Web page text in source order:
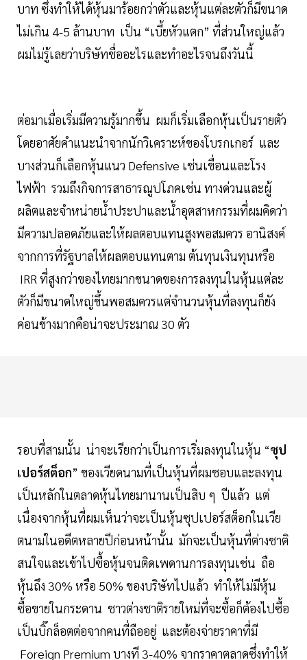
บาท ซึ่งทำให้ได้หุ้นมาร้อยกว่าตัวและหุ้นแต่ละตัวก็มีขนาด
ไม่เกิน 4-5 ล้านบาท เป็น “เบี้ยหัวแตก” ที่ส่วนใหญ่แล้ว
ผมไม่รู้เลยว่าบริษัทชื่ออะไรและทำอะไรจนถึงวันนี้
ต่อมาเมื่อเริ่มมีความรู้มากขึ้น ผมก็เริ่มเลือกหุ้นเป็นรายตัว
โดยอาศัยคำแนะนำจากนักวิเคราะห์ของโบรกเกอร์ และ
บางส่วนก็เลือกหุ้นแนว Defensive เช่นเขื่อนและโรง
ไฟฟ้า รวมถึงกิจการสาธารณูปโภคเช่น ทางด่วนและผู้
ผลิตและจำหน่ายน้ำประปาและน้ำอุตสาหกรรมที่ผมคิดว่า
มีความปลอดภัยและให้ผลตอบแทนสูงพอสมควร อานิสงค์
จากการที่รัฐบาลให้ผลตอบแทนตาม ต้นทุนเงินทุนหรือ
IRR ที่สูงกว่าของไทยมากขนาดของการลงทุนในหุ้นแต่ละ
ตัวก็มีขนาดใหญ่ขึ้นพอสมควรแต่จำนวนหุ้นที่ลงทุนก็ยัง
ค่อนข้างมากคือน่าจะประมาณ 30 ตัว
รอบที่สามนั้น น่าจะเรียกว่าเป็นการเริ่มลงทุนในหุ้น “ซุป
เปอร์สต็อก” ของเวียดนามที่เป็นหุ้นที่ผมชอบและลงทุน
เป็นหลักในตลาดหุ้นไทยมานานเป็นสิบ ๆ ปีแล้ว แต่
เนื่องจากหุ้นที่ผมเห็นว่าจะเป็นหุ้นซุปเปอร์สต็อกในเวีย
ตนามในอดีตหลายปีก่อนหน้านั้น มักจะเป็นหุ้นที่ต่างชาติ
สนใจและเข้าไปซื้อหุ้นจนติดเพดานการลงทุนเช่น ถือ
หุ้นถึง 30% หรือ 50% ของบริษัทไปแล้ว ทำให้ไม่มีหุ้น
ซื้อขายในกระดาน ชาวต่างชาติรายใหม่ที่จะซื้อก็ต้องไปซื้อ
เป็นบิ๊กล็อตต่อจากคนที่ถืออยู่ และต้องจ่ายราคาที่มี
Foreign Premium บางที 3-40% จากราคาตลาดซึ่งทำให้